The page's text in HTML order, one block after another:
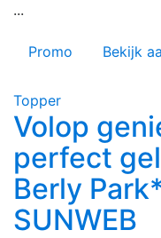
...
Promo Bekijk
Topper
Volop
perfect
Berly
SUNWEB